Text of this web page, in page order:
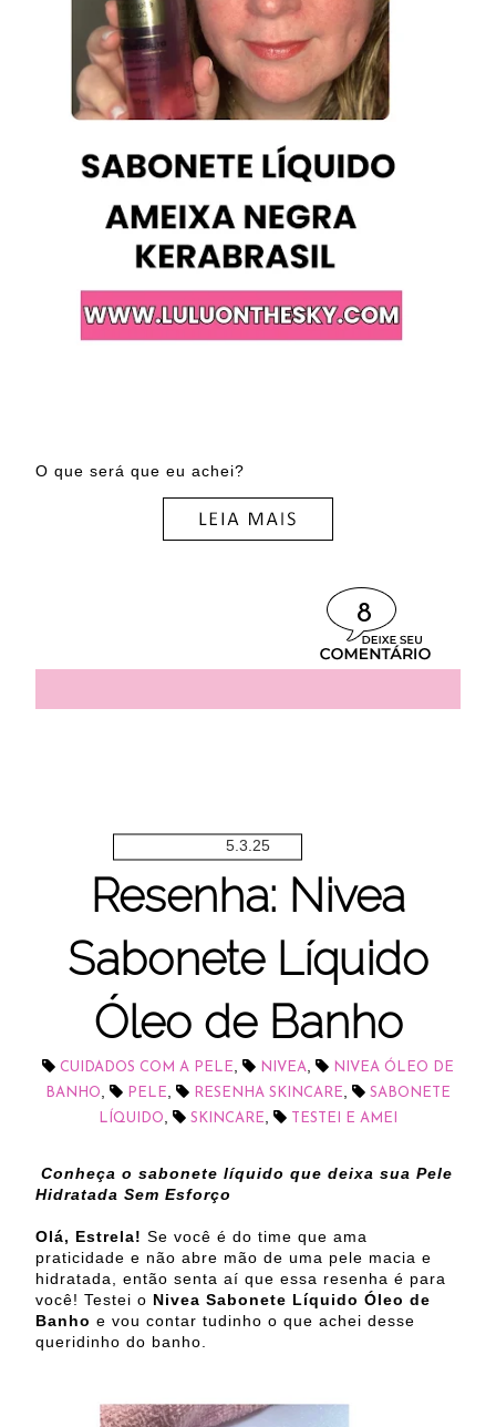
O que será que eu achei?
8
5.3.25
Resenha: Nivea
Sabonete Líquido
Óleo de Banho
CUIDADOS COM A PELE, NIVEA,
NIVEA ÓLEO DE
BANHO, PELE, RESENHA SKINCARE,
SABONETE
LÍQUIDO, SKINCARE, TESTEI E AMEI
Conheça o sabonete líquido que deixa sua Pele
Hidratada Sem Esforço
Olá, Estrela! Se você é do time que ama
praticidade e não abre mão de uma pele macia e
hidratada, então senta aí que essa resenha é para
você! Testei o Nivea Sabonete Líquido Óleo de
Banho e vou contar tudinho o que achei desse
queridinho do banho.